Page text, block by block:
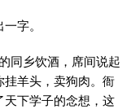
字。
同乡饮酒，席间说起
挂羊头，卖狗肉。衙
天下学子的念想，这